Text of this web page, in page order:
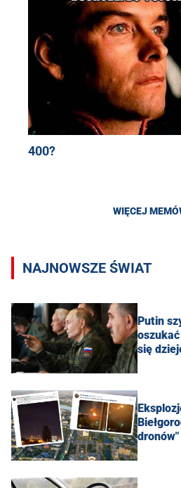
400?
WIĘCEJ
NAJNOWSZE ŚWIAT
Putin
się
dronów"